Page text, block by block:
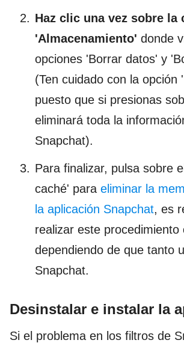
Haz clic una vez sobre la
'Almacenamiento' donde
opciones 'Borrar datos' y
(Ten cuidado con la opción
puesto que si presionas
eliminará toda la
Snapchat).
Para finalizar, pulsa sobre
caché' para eliminar la
la aplicación Snapchat, es
realizar este procedimiento
dependiendo de que tanto
Snapchat.
Desinstalar e instalar la
Si el problema en los filtros de